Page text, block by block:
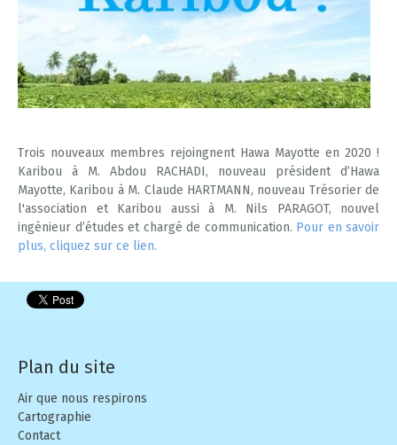
Micro-Capteurs
Mesures
Open Data
Rapports d'activité
Pollution de l'air, changement climatique et énergie
ABC d'air
Vidéos
Nos GEStes Climat
FAQ
Mon Impact Transport
Trois nouveaux membres rejoingnent Hawa Mayotte en 2020 !
Karibou à M. Abdou RACHADI, nouveau président d’Hawa
Mayotte, Karibou à M. Claude HARTMANN, nouveau Trésorier de
l'association et Karibou aussi à M. Nils PARAGOT, nouvel
ingénieur d’études et chargé de communication. Pour en savoir
plus, cliquez sur ce lien.
Plan du site
Air que nous respirons
Cartographie
Contact